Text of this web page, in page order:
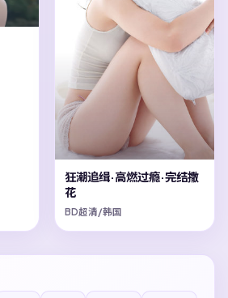
狂潮追缉·高燃过瘾·完结撒
花
BD超清/韩国